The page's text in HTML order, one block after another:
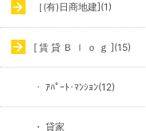
［(有)日商地建](1)
[ 賃 貸 Ｂ ｌ ｏ ｇ ](15)
・ ｱﾊﾟｰﾄ･ﾏﾝｼｮﾝ(12)
・ 貸家